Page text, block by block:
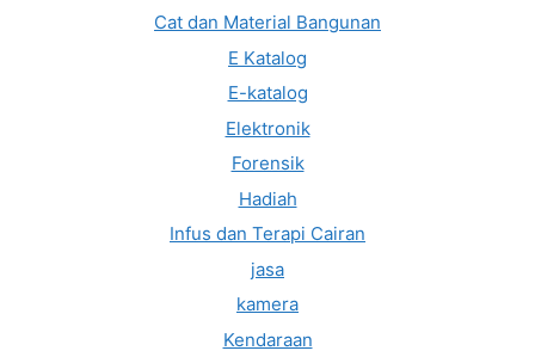
Cat dan Material Bangunan
E Katalog
E-katalog
Elektronik
Forensik
Hadiah
Infus dan Terapi Cairan
jasa
kamera
Kendaraan